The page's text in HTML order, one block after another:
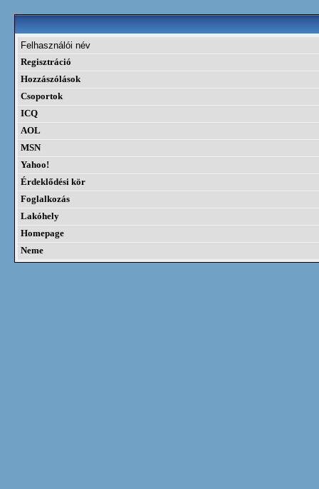
Felhasználói név
Regisztráció
Hozzászólások
Csoportok
ICQ
AOL
MSN
Yahoo!
Érdeklődési kör
Foglalkozás
Lakóhely
Homepage
Neme